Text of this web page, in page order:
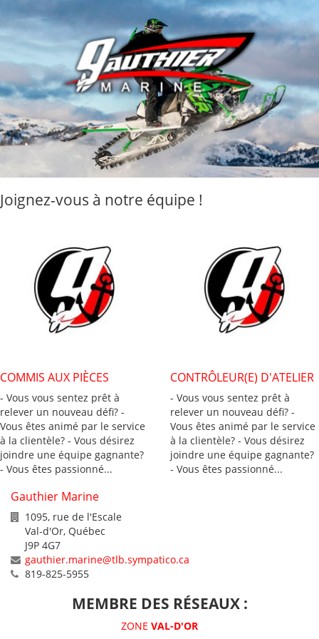
Joignez-vous à notre équipe !
COMMIS AUX PIÈCES
- Vous vous sentez prêt à
relever un nouveau défi? -
Vous êtes animé par le service
à la clientèle? - Vous désirez
joindre une équipe gagnante?
- Vous êtes passionné...
CONTRÔLEUR(E) D'ATELIER
- Vous vous sentez prêt à
relever un nouveau défi? -
Vous êtes animé par le service
à la clientèle? - Vous désirez
joindre une équipe gagnante?
- Vous êtes passionné...
Gauthier Marine
1095, rue de l'Escale
Val-d'Or, Québec
J9P 4G7
gauthier.marine@tlb.sympatico.ca
819-825-5955
MEMBRE DES RÉSEAUX :
ZONE VAL-D'OR